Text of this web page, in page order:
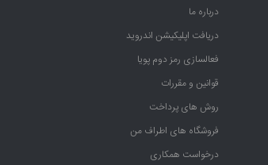
درباره ما
دریافت اپلیکیشن اندروید
فعالسازی رمز دوم پویا
قوانین و مقررات
روش های پرداخت
فروشگاه های اطراف من
درخواست همکاری